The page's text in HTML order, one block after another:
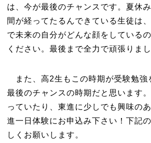
は、今が最後のチャンスです。夏休
間が経ってたるんできている生徒は
で未来の自分がどんな顔をしている
ください。最後まで全力で頑張りまし
また、高2生もこの時期が受験勉強
最後のチャンスの時期だと思います
っていたり、東進に少しでも興味の
進一日体験にお申込み下さい！下記
しくお願いします。